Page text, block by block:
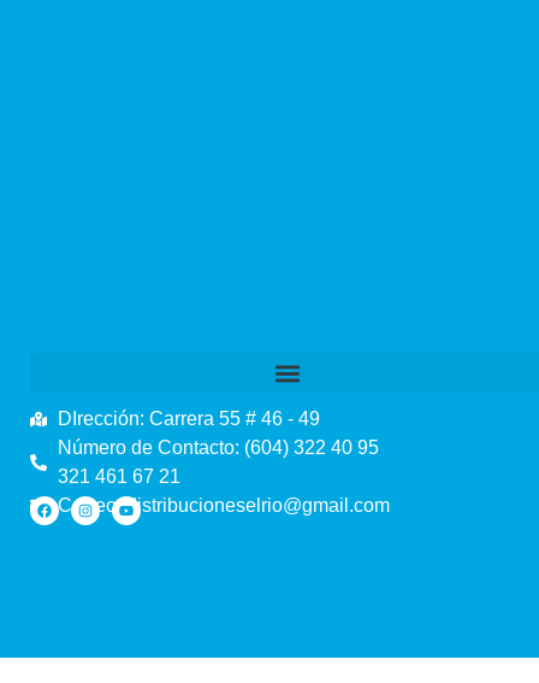
DIrección: Carrera 55 # 46 - 49
Número de Contacto: (604) 322 40 95
321 461 67 21
Correo: distribucioneselrio@gmail.com